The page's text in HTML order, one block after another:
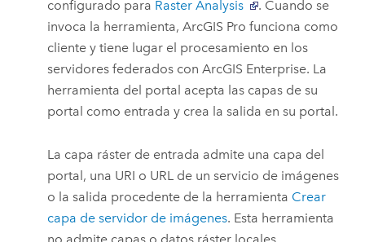
configurado para Raster Analysis
. Cuando se
invoca la herramienta,ArcGIS Pro funciona como
cliente y tiene lugar el procesamiento en los
servidores federados conArcGIS Enterprise. La
herramienta del portal acepta las capas de su
portal como entrada y crea la salida en su portal.
La capa ráster de entrada admite una capa del
portal, una URI o URL de un servicio de imágenes
o la salida procedente de la herramienta Crear
capa de servidor de imágenes. Esta herramienta